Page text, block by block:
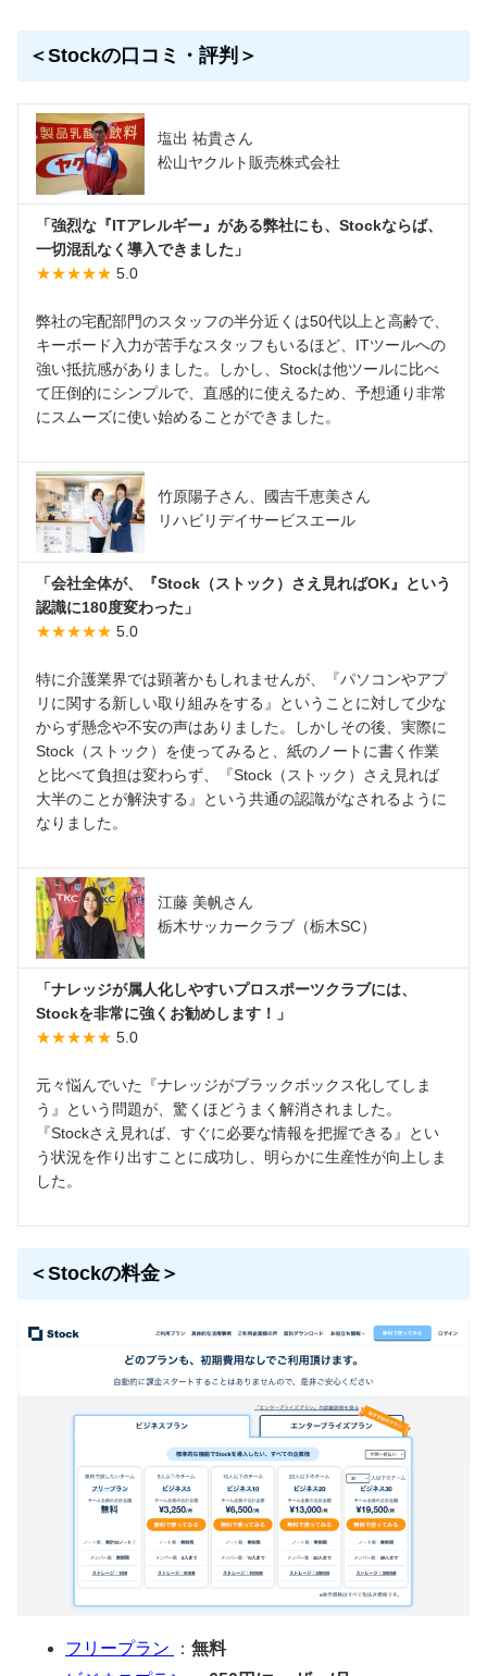
＜Stockの口コミ・評判＞
塩出 祐貴さん
松山ヤクルト販売株式会社
「強烈な『ITアレルギー』がある弊社にも、Stockならば、
一切混乱なく導入できました」
★★★★★ 5.0
弊社の宅配部門のスタッフの半分近くは50代以上と高齢で、
キーボード入力が苦手なスタッフもいるほど、ITツールへの
強い抵抗感がありました。しかし、Stockは他ツールに比べ
て圧倒的にシンプルで、直感的に使えるため、予想通り非常
にスムーズに使い始めることができました。
竹原陽子さん、國吉千恵美さん
リハビリデイサービスエール
「会社全体が、『Stock（ストック）さえ見ればOK』という
認識に180度変わった」
★★★★★ 5.0
特に介護業界では顕著かもしれませんが、『パソコンやアプ
リに関する新しい取り組みをする』ということに対して少な
からず懸念や不安の声はありました。しかしその後、実際に
Stock（ストック）を使ってみると、紙のノートに書く作業
と比べて負担は変わらず、『Stock（ストック）さえ見れば
大半のことが解決する』という共通の認識がなされるように
なりました。
江藤 美帆さん
栃木サッカークラブ（栃木SC）
「ナレッジが属人化しやすいプロスポーツクラブには、
Stockを非常に強くお勧めします！」
★★★★★ 5.0
元々悩んでいた『ナレッジがブラックボックス化してしま
う』という問題が、驚くほどうまく解消されました。
『Stockさえ見れば、すぐに必要な情報を把握できる』とい
う状況を作り出すことに成功し、明らかに生産性が向上しま
した。
＜Stockの料金＞
フリープラン ： 無料